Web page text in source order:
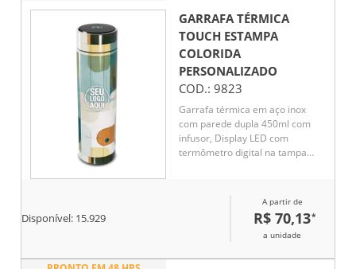
GARRAFA TÉRMICA
TOUCH ESTAMPA
COLORIDA
PERSONALIZADO
COD.: 9823
Garrafa térmica em aço inox
com parede dupla 450ml com
infusor, Display LED com
termômetro digital na tampa
Disponível: 15.929
A partir de
R$ 70,13*
a unidade